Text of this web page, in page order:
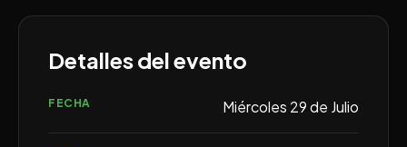
Detalles del evento
FECHA Miércoles 29 de Julio